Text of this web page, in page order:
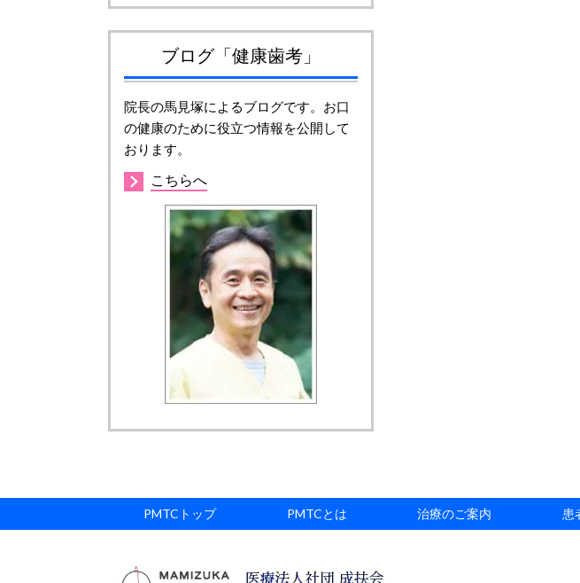
ブログ「健康歯考」
院長の馬見塚によるブログです。お口
の健康のために役立つ情報を公開して
おります。
こちらへ
PMTCトップ PMTCとは 治療のご案内 患